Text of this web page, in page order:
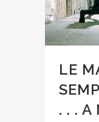
LE
. . . A